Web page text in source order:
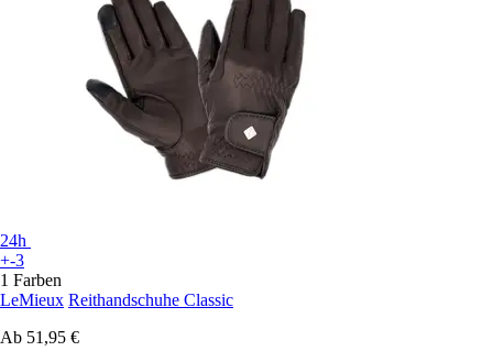
24h
+-3
1 Farben
LeMieux Reithandschuhe Classic
Ab 51,95 €